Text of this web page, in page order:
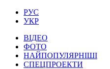
РУС
УКР
ВІДЕО
ФОТО
НАЙПОПУЛЯРНІШІ
СПЕЦПРОЕКТИ